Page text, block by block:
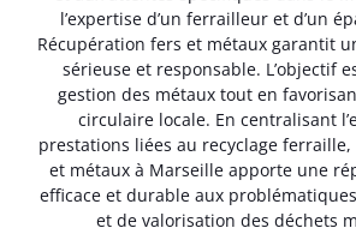
l’expertise d’un ferrailleur et d’un
Récupération fers et métaux garantit
sérieuse et responsable. L’objectif
gestion des métaux tout en
circulaire locale. En centralisant
prestations liées au recyclage
et métaux à Marseille apporte une
efficace et durable aux
et de valorisation des déchets